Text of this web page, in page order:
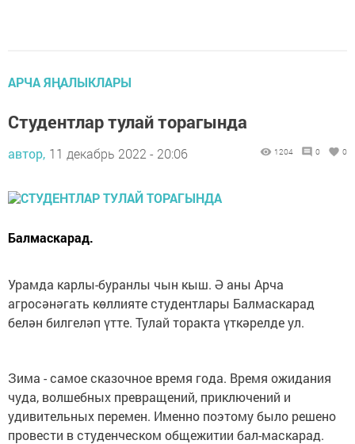
АРЧА ЯҢАЛЫКЛАРЫ
Студентлар тулай торагында
автор, 11 декабрь 2022 - 20:06 1204 0 0
Балмаскарад.
Урамда карлы-буранлы чын кыш. Ә аны Арча
агросәнәгать көллияте студентлары Балмаскарад
белән билгеләп үтте. Тулай торакта үткәрелде ул.
Зима - самое сказочное время года. Время ожидания
чуда, волшебных превращений, приключений и
удивительных перемен. Именно поэтому было решено
провести в студенческом общежитии бал-маскарад.